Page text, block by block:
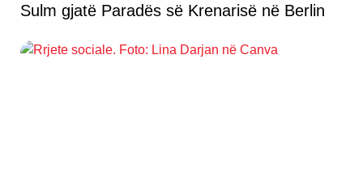
Sulm gjatë Paradës së Krenarisë në Berlin